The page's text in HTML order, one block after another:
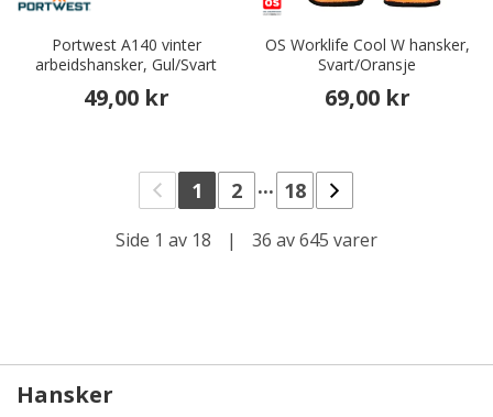
Portwest A140 vinter
arbeidshansker, Gul/Svart
49,00 kr
OS Worklife Cool W hansker,
Svart/Oransje
69,00 kr
1 2 ... 18
Side 1 av 18 | 36 av 645 varer
Hansker